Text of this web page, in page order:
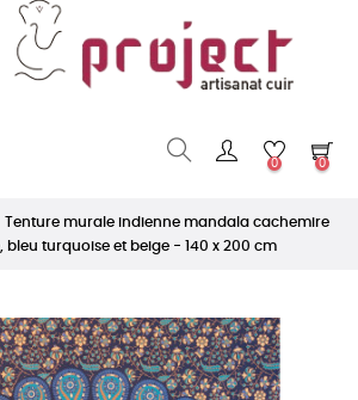
0 0
Tenture murale indienne mandala cachemire
turquoise et beige - 140 x 200 cm